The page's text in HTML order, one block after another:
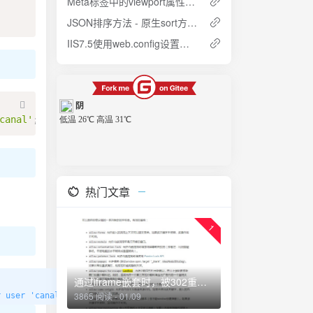
;
user 'canal'@'%'
JSON排序方法 - 原生sort方法扩展
IIS7.5使用web.config设置伪静态的二种方法
热门文章
1
通过iframe嵌套时，被302重定向怎么办？
3865 阅读 - 01/09